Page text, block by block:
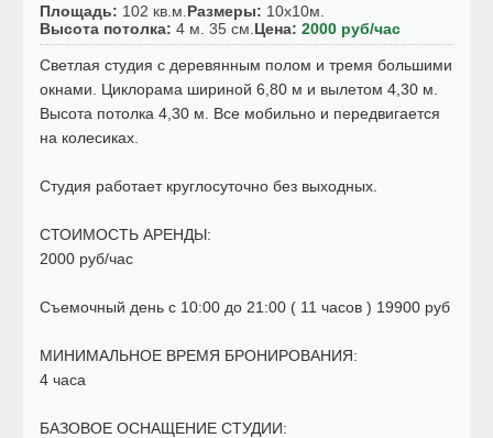
Площадь: 102 кв.м. Размеры: 10x10м.
Высота потолка: 4 м. 35 см. Цена: 2000 руб/час
Светлая студия c деревянным полом и тремя большими
окнами. Циклорама шириной 6,80 м и вылетом 4,30 м.
Высота потолка 4,30 м. Все мобильно и передвигается
на колесиках.
Студия работает круглосуточно без выходных.
СТОИМОСТЬ АРЕНДЫ:
2000 руб/час
Съемочный день с 10:00 до 21:00 ( 11 часов ) 19900 руб
МИНИМАЛЬНОЕ ВРЕМЯ БРОНИРОВАНИЯ:
4 часа
БАЗОВОЕ ОСНАЩЕНИЕ СТУДИИ: